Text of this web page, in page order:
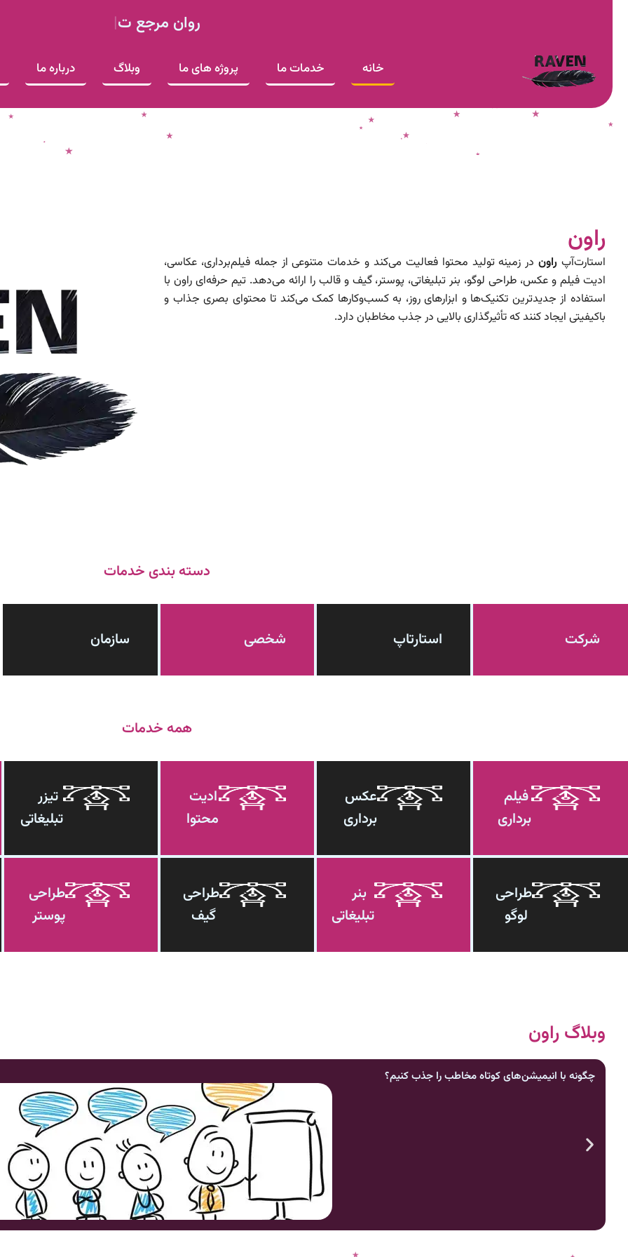
مرجع تخصصی تول
خانه خدمات ما پروژه های ما وبلاگ درباره ما
راون
استارت‌آپ راوندر زمینه تولید محتوا فعالیت می‌کند و خدمات متنوعی از جمله فیلم‌برداری، عکاسی،
ادیت فیلم و عکس، طراحی لوگو، بنر تبلیغاتی، پوستر، گیف و قالب را ارائه می‌دهد. تیم حرفه‌ای راون با
استفاده از جدیدترین تکنیک‌ها و ابزارهای روز، به کسب‌وکارها کمک می‌کند تا محتوای بصری جذاب و
باکیفیتی ایجاد کنند که تأثیرگذاری بالایی در جذب مخاطبان دارد.
دسته بندی خدمات
شرکت استارتاپ شخصی سازمان
همه خدمات
فیلم
برداری
عکس
برداری
ادیت
محتوا
تیزر
تبلیغاتی
طراحی
لوگو
بنر
تبلیغاتی
طراحی
گیف
طراحی
پوستر
وبلاگ راون
چگونه با انیمیشن‌های کوتاه مخاطب را جذب کنیم؟